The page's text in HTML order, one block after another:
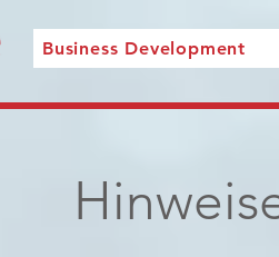
Business Development